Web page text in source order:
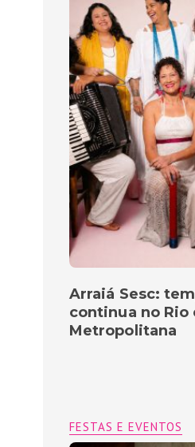
Arraiá Sesc:
continua no Rio
Metropolitana
FESTAS E EVENTOS